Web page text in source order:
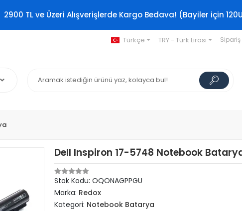
2900 TL ve Üzeri Alışverişlerde Kargo Bedava! (Bayiler için
Türkçe TRY - Türk Lirası
Dell Inspiron 17-5748 Notebook
Stok Kodu: OQONAGPPGU
Marka: Redox
Kategori: Notebook Batarya